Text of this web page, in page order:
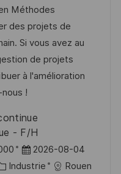
Méthodes
des projets de
Si vous avez au
de projets
à l'amélioration
!
- F/H
D
a
2026-08-04
Industrie
Rouen